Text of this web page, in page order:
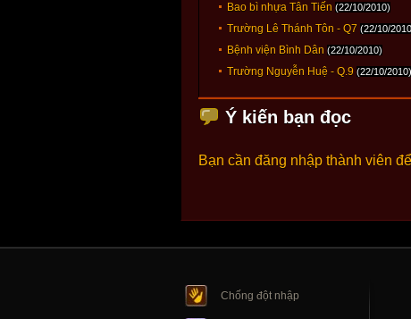
Bao bì nhựa Tân Tiến (22/10/2010)
Trường Lê Thánh Tôn - Q7 (22/10/
Bệnh viện Bình Dân (22/10/2010)
Trường Nguyễn Huệ - Q.9 (22/10/2010)
Ý kiến bạn đọc
Bạn cần đăng nhập thành viên
Chống đột nhập